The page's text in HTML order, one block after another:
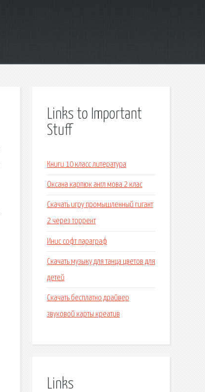
Links to Important
Stuff
Книги 10 класс литература
Оксана карпюк англ мова 2 клас
Скачать игру промышленный гигант
2 через торрент
Инис софт параграф
Скачать музыку для танца цветов для
детей
Скачать бесплатно драйвер
звуковой карты креатив
Links